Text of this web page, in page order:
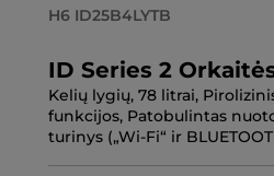
H6 ID25B4LYTB
ID Series 2
Kelių lygių, 78 litrai,
funkcijos, Patobulintas
turinys („Wi-Fi“ ir